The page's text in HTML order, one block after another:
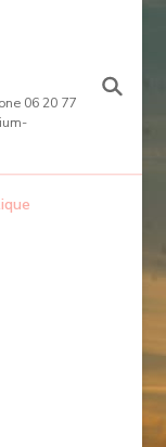
06 20 77